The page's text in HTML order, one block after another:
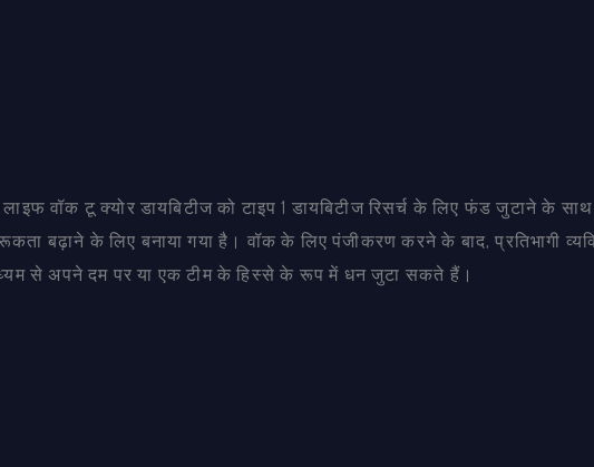
वॉक टू क्योर डायबिटीज को टाइप 1 डायबिटीज रिसर्च के लिए फंड जुटाने के
बढ़ाने के लिए बनाया गया है। वॉक के लिए पंजीकरण करने के बाद, प्रतिभागी
से अपने दम पर या एक टीम के हिस्से के रूप में धन जुटा सकते हैं।